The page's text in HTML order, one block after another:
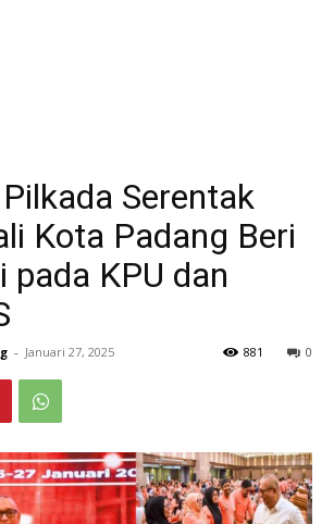
Serentak
Kota Padang Beri
pada KPU dan
- Januari 27, 2025 0
881